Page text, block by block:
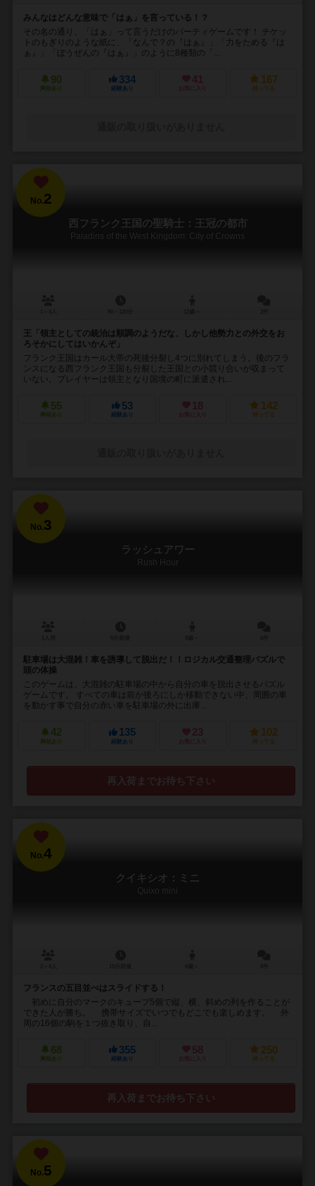
みんなはどんな意味で「はぁ」を言っている！？
その名の通り、「はぁ」って言うだけのパーティゲームです！ チケッ
トのもぎりのような紙に、「なんで？の『はぁ』」「力をためる『は
ぁ』」「ぼうぜんの『はぁ』」のように8種類の「...
90
興味あり
334
経験あり
41
お気に入り
167
持ってる
No.2
西フランク王国の聖騎士：王冠の都市
Paladins of the West Kingdom: City of Crowns
王「領主としての統治は順調のようだな、しかし他勢力との外交をお
ろそかにしてはいかんぞ」
フランク王国はカール大帝の死後分裂し4つに別れてしまう。後のフラ
ンスになる西フランク王国も分裂した王国との小競り合いが収まって
いない。プレイヤーは領主となり国境の町に派遣され...
55
興味あり
53
経験あり
18
お気に入り
142
持ってる
No.3
ラッシュアワー
Rush Hour
駐車場は大混雑！車を誘導して脱出だ！！ロジカル交通整理パズルで
頭の体操
このゲームは、大混雑の駐車場の中から自分の車を脱出させるパズル
ゲームです。 すべての車は前か後ろにしか移動できない中、周囲の車
を動かす事で自分の赤い車を駐車場の外に出庫...
42
興味あり
135
経験あり
23
お気に入り
102
持ってる
再入荷までお待ち下さい
No.4
クイキシオ：ミニ
Quixo mini
フランスの五目並べはスライドする！
初めに自分のマークのキューブ5個で縦、横、斜めの列を作ることが
できた人が勝ち。 携帯サイズでいつでもどこでも楽しめます。 外
周の16個の駒を１つ抜き取り、自...
68
興味あり
355
経験あり
58
お気に入り
250
持ってる
再入荷までお待ち下さい
No.5